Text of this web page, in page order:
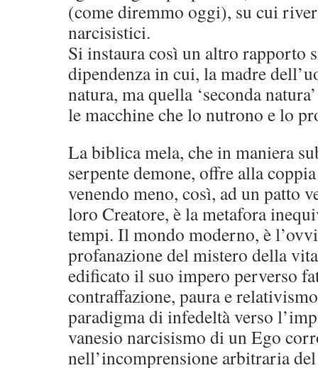
(come diremmo oggi), su cui
narcisistici.
Si instaura così un altro rapporto
dipendenza in cui, la madre
natura, ma quella ‘seconda
le macchine che lo nutrono e lo
La biblica mela, che in maniera
serpente demone, offre alla
venendo meno, così, ad un patto
loro Creatore, è la metafora
tempi. Il mondo moderno, è
profanazione del mistero della
edificato il suo impero perverso
contraffazione, paura e
paradigma di infedeltà verso
vanesio narcisismo di un Ego
nell’incomprensione arbitraria